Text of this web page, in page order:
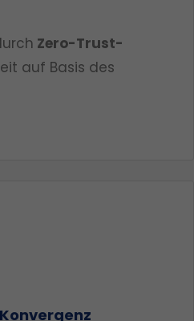
Zero-Trust-
auf Basis des